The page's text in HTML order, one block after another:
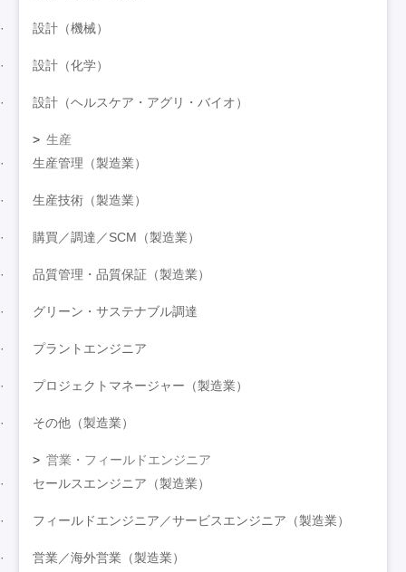
設計（機械）
設計（化学）
設計（ヘルスケア・アグリ・バイオ）
生産
生産管理（製造業）
生産技術（製造業）
購買／調達／SCM（製造業）
品質管理・品質保証（製造業）
グリーン・サステナブル調達
プラントエンジニア
プロジェクトマネージャー（製造業）
その他（製造業）
営業・フィールドエンジニア
セールスエンジニア（製造業）
フィールドエンジニア／サービスエンジニア（製造業）
営業／海外営業（製造業）